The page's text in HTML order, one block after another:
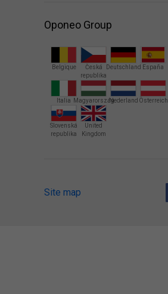
Oponeo Group
Belgique
Česká
republika
Deutschland España
Italia MagyarországNederland Österreich
Slovenská
republika
United
Kingdom
Site map